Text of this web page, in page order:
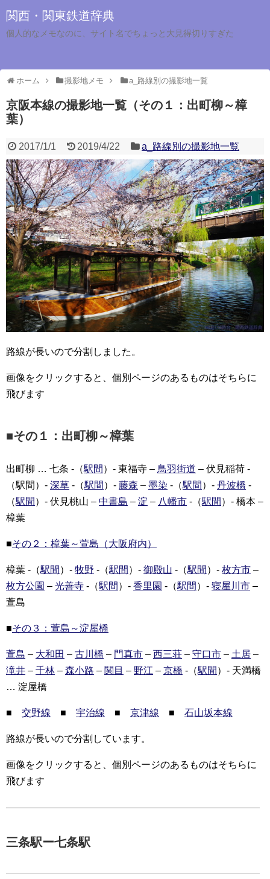
関西・関東鉄道辞典
個人的なメモなのに、サイト名でちょっと大見得切りすぎた
ホーム 撮影地メモ a_路線別の撮影地一覧
京阪本線の撮影地一覧（その１：出町柳～樟
葉）
2017/1/1 2019/4/22 a_路線別の撮影地一覧
路線が長いので分割しました。
画像をクリックすると、個別ページのあるものはそちらに
飛びます
■その１：出町柳～樟葉
出町柳 … 七条 -（駅間 ）- 東福寺 – 鳥羽街道 – 伏見稲荷 -
（駅間）- 深草 -（駅間 ）- 藤森 – 墨染 -（駅間 ）- 丹波橋 -
（駅間 ）- 伏見桃山 – 中書島 – 淀 – 八幡市 -（駅間 ）- 橋本 –
樟葉
■その２：樟葉～萱島（大阪府内）
樟葉 -（駅間 ）- 牧野 -（駅間 ）- 御殿山 -（駅間 ）- 枚方市 –
枚方公園 – 光善寺 -（駅間 ）- 香里園 -（駅間 ）- 寝屋川市 –
萱島
■その３：萱島～淀屋橋
萱島 – 大和田 – 古川橋 – 門真市 – 西三荘 – 守口市 – 土居 –
滝井 – 千林 – 森小路 – 関目 – 野江 – 京橋 -（駅間 ）- 天満橋
… 淀屋橋
■ 交野線 ■ 宇治線 ■ 京津線 ■ 石山坂本線
路線が長いので分割しています。
画像をクリックすると、個別ページのあるものはそちらに
飛びます
三条駅ー七条駅